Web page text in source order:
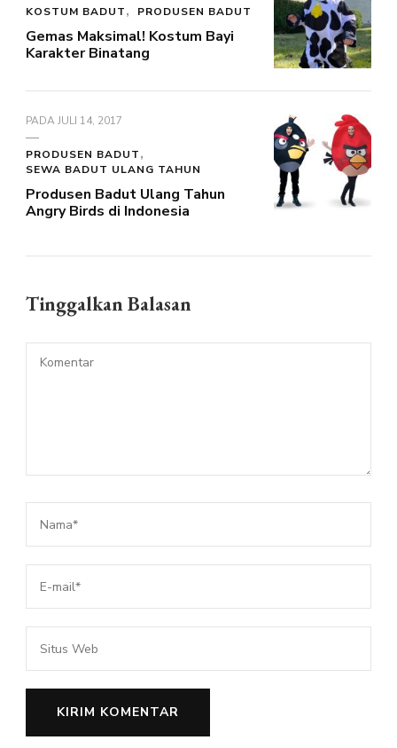
KOSTUM BADUT PRODUSEN BADUT
Gemas Maksimal! Kostum Bayi
Karakter Binatang
PADAJULI 14, 2017
PRODUSEN BADUT
SEWA BADUT ULANG TAHUN
Produsen Badut Ulang Tahun
Angry Birds di Indonesia
Tinggalkan Balasan